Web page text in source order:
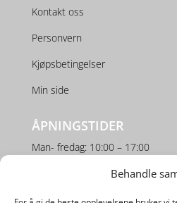
Behandle
Kontakt oss
Personvern
Kjøpsbetingelser
Min side
ÅPNINGSTIDER
Man- fredag: 10:00 – 17:00
Lørdag: 10:00 – 16:00